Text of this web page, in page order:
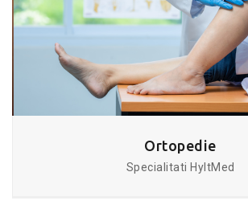
Ortopedie
Specialitati HyltMed